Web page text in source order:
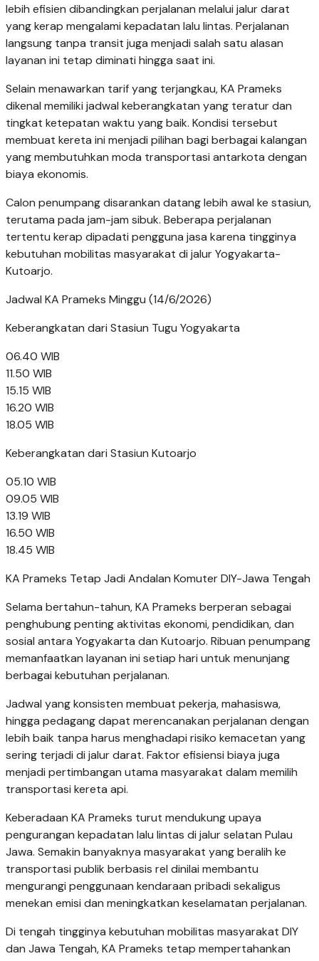
lebih efisien dibandingkan perjalanan melalui jalur darat
yang kerap mengalami kepadatan lalu lintas. Perjalanan
langsung tanpa transit juga menjadi salah satu alasan
layanan ini tetap diminati hingga saat ini.
Selain menawarkan tarif yang terjangkau, KA Prameks
dikenal memiliki jadwal keberangkatan yang teratur dan
tingkat ketepatan waktu yang baik. Kondisi tersebut
membuat kereta ini menjadi pilihan bagi berbagai kalangan
yang membutuhkan moda transportasi antarkota dengan
biaya ekonomis.
Calon penumpang disarankan datang lebih awal ke stasiun,
terutama pada jam-jam sibuk. Beberapa perjalanan
tertentu kerap dipadati pengguna jasa karena tingginya
kebutuhan mobilitas masyarakat di jalur Yogyakarta-
Kutoarjo.
Jadwal KA Prameks Minggu (14/6/2026)
Keberangkatan dari Stasiun Tugu Yogyakarta
06.40 WIB
11.50 WIB
15.15 WIB
16.20 WIB
18.05 WIB
Keberangkatan dari Stasiun Kutoarjo
05.10 WIB
09.05 WIB
13.19 WIB
16.50 WIB
18.45 WIB
KA Prameks Tetap Jadi Andalan Komuter DIY-Jawa Tengah
Selama bertahun-tahun, KA Prameks berperan sebagai
penghubung penting aktivitas ekonomi, pendidikan, dan
sosial antara Yogyakarta dan Kutoarjo. Ribuan penumpang
memanfaatkan layanan ini setiap hari untuk menunjang
berbagai kebutuhan perjalanan.
Jadwal yang konsisten membuat pekerja, mahasiswa,
hingga pedagang dapat merencanakan perjalanan dengan
lebih baik tanpa harus menghadapi risiko kemacetan yang
sering terjadi di jalur darat. Faktor efisiensi biaya juga
menjadi pertimbangan utama masyarakat dalam memilih
transportasi kereta api.
Keberadaan KA Prameks turut mendukung upaya
pengurangan kepadatan lalu lintas di jalur selatan Pulau
Jawa. Semakin banyaknya masyarakat yang beralih ke
transportasi publik berbasis rel dinilai membantu
mengurangi penggunaan kendaraan pribadi sekaligus
menekan emisi dan meningkatkan keselamatan perjalanan.
Di tengah tingginya kebutuhan mobilitas masyarakat DIY
dan Jawa Tengah, KA Prameks tetap mempertahankan